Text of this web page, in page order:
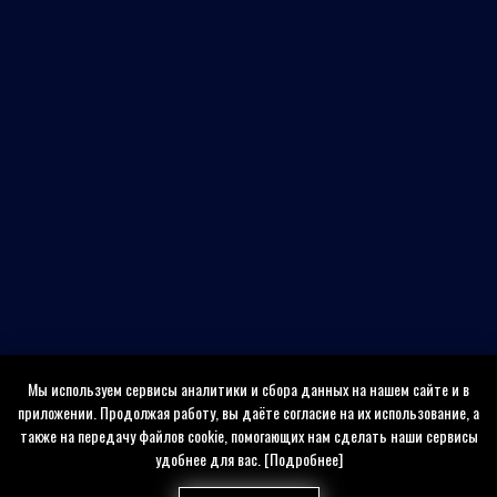
Мы используем сервисы аналитики и сбора данных на нашем сайте и в
приложении. Продолжая работу, вы даёте согласие на их использование, а
также на передачу файлов cookie, помогающих нам сделать наши сервисы
удобнее для вас.[Подробнее]